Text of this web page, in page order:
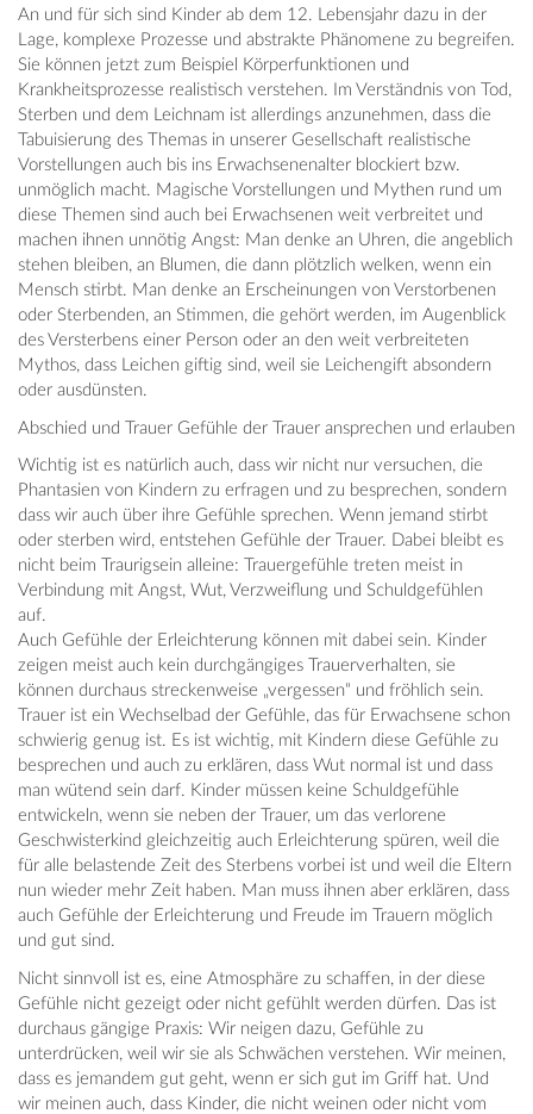
An und für sich sind Kinder ab dem 12. Lebensjahr dazu in der
Lage, komplexe Prozesse und abstrakte Phänomene zu begreifen.
Sie können jetzt zum Beispiel Körperfunktionen und
Krankheitsprozesse realistisch verstehen. Im Verständnis von Tod,
Sterben und dem Leichnam ist allerdings anzunehmen, dass die
Tabuisierung des Themas in unserer Gesellschaft realistische
Vorstellungen auch bis ins Erwachsenenalter blockiert bzw.
unmöglich macht. Magische Vorstellungen und Mythen rund um
diese Themen sind auch bei Erwachsenen weit verbreitet und
machen ihnen unnötig Angst: Man denke an Uhren, die angeblich
stehen bleiben, an Blumen, die dann plötzlich welken, wenn ein
Mensch stirbt. Man denke an Erscheinungen von Verstorbenen
oder Sterbenden, an Stimmen, die gehört werden, im Augenblick
des Versterbens einer Person oder an den weit verbreiteten
Mythos, dass Leichen giftig sind, weil sie Leichengift absondern
oder ausdünsten.
Abschied und Trauer Gefühle der Trauer ansprechen und erlauben
Wichtig ist es natürlich auch, dass wir nicht nur versuchen, die
Phantasien von Kindern zu erfragen und zu besprechen, sondern
dass wir auch über ihre Gefühle sprechen. Wenn jemand stirbt
oder sterben wird, entstehen Gefühle der Trauer. Dabei bleibt es
nicht beim Traurigsein alleine: Trauergefühle treten meist in
Verbindung mit Angst, Wut, Verzweiflung und Schuldgefühlen
auf.
Auch Gefühle der Erleichterung können mit dabei sein. Kinder
zeigen meist auch kein durchgängiges Trauerverhalten, sie
können durchaus streckenweise „vergessen“ und fröhlich sein.
Trauer ist ein Wechselbad der Gefühle, das für Erwachsene schon
schwierig genug ist. Es ist wichtig, mit Kindern diese Gefühle zu
besprechen und auch zu erklären, dass Wut normal ist und dass
man wütend sein darf. Kinder müssen keine Schuldgefühle
entwickeln, wenn sie neben der Trauer, um das verlorene
Geschwisterkind gleichzeitig auch Erleichterung spüren, weil die
für alle belastende Zeit des Sterbens vorbei ist und weil die Eltern
nun wieder mehr Zeit haben. Man muss ihnen aber erklären, dass
auch Gefühle der Erleichterung und Freude im Trauern möglich
und gut sind.
Nicht sinnvoll ist es, eine Atmosphäre zu schaffen, in der diese
Gefühle nicht gezeigt oder nicht gefühlt werden dürfen. Das ist
durchaus gängige Praxis: Wir neigen dazu, Gefühle zu
unterdrücken, weil wir sie als Schwächen verstehen. Wir meinen,
dass es jemandem gut geht, wenn er sich gut im Griff hat. Und
wir meinen auch, dass Kinder, die nicht weinen oder nicht vom